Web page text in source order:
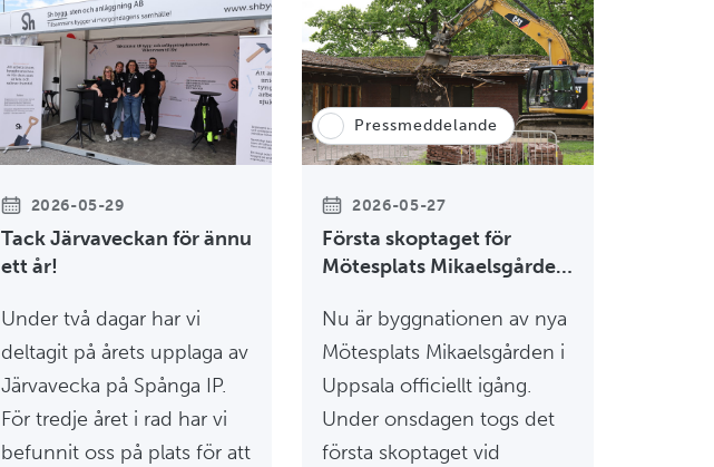
2026-05-29
Tack Järvaveckan för ännu
ett år!
Under två dagar har vi
deltagit på årets upplaga av
Järvavecka på Spånga IP.
För tredje året i rad har vi
befunnit oss på plats för att
Pressmeddelande
2026-05-27
Första skoptaget för
Mötesplats Mikaelsgården
inkluderande Uppsala
Nu är byggnationen av nya
Mötesplats Mikaelsgården i
Uppsala officiellt igång.
Under onsdagen togs det
första skoptaget vid